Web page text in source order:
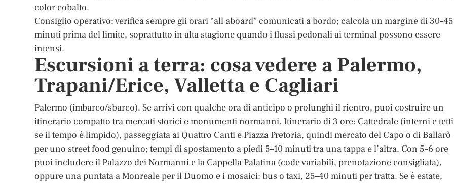
color cobalto.
Consiglio operativo: verifica sempre gli orari “all aboard” comunicati a bordo; calcola un margine di 30–45
minuti prima del limite, soprattutto in alta stagione quando i flussi pedonali ai terminal possono essere
intensi.
Escursioni a terra: cosa vedere a Palermo,
Trapani/Erice, Valletta e Cagliari
Palermo (imbarco/sbarco). Se arrivi con qualche ora di anticipo o prolunghi il rientro, puoi costruire un
itinerario compatto tra mercati storici e monumenti normanni. Itinerario di 3 ore: Cattedrale (interni e tetti
se il tempo è limpido), passeggiata ai Quattro Canti e Piazza Pretoria, quindi mercato del Capo o di Ballarò
per uno street food genuino; tempi di spostamento a piedi 5–10 minuti tra una tappa e l’altra. Con 5–6 ore
puoi includere il Palazzo dei Normanni e la Cappella Palatina (code variabili, prenotazione consigliata),
oppure una puntata a Monreale per il Duomo e i mosaici: bus o taxi, 25–40 minuti per tratta. Se è estate,